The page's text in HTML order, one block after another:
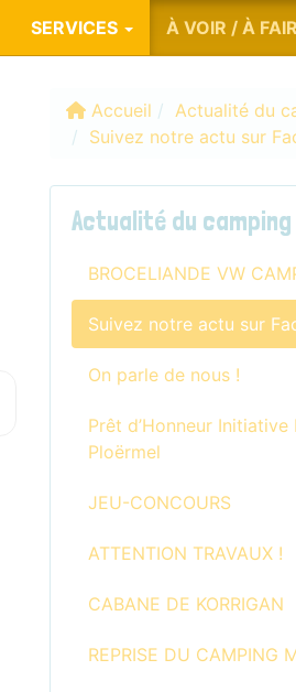
SERVICES
À VOIR / À
Accueil
Actualité du
Suivez notre actu sur
Actualité du camping
BROCELIANDE VW
Suivez notre actu sur
On parle de nous !
Prêt d’Honneur Initiative
Ploërmel
JEU-CONCOURS
ATTENTION TRAVAUX !
CABANE DE KORRIGAN
REPRISE DU CAMPING